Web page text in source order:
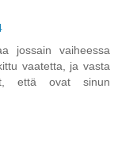
jossain vaiheessa
vaatetta, ja vasta
että ovat sinun